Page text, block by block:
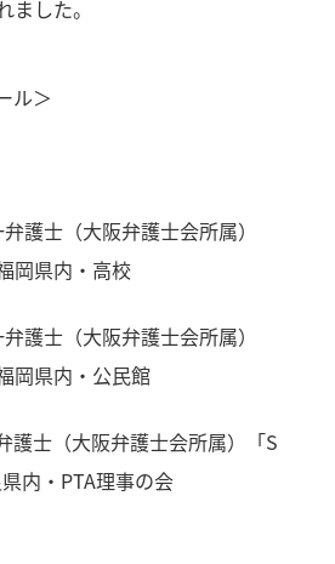
ました。
ル＞
護士（大阪弁護士会所属）
岡県内・高校
護士（大阪弁護士会所属）
岡県内・公民館
護士（大阪弁護士会所属）「S
内・PTA理事の会